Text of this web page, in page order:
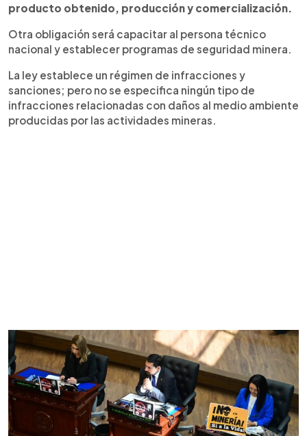
producto obtenido, producción y comercialización.
Otra obligación será capacitar al persona técnico
nacional y establecer programas de seguridad minera.
La ley establece un régimen de infracciones y
sanciones; pero no se especifica ningún tipo de
infracciones relacionadas con daños al medio ambiente
producidas por las actividades mineras.